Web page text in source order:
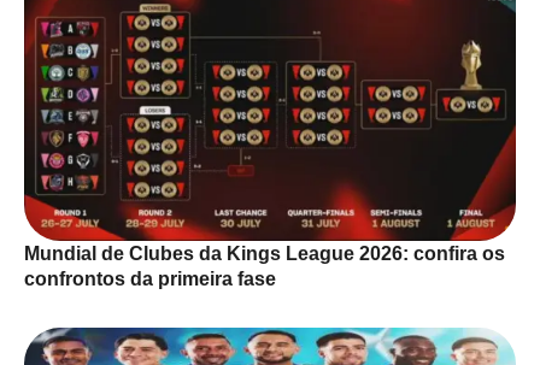
Mundial de Clubes da Kings League 2026: confira os
confrontos da primeira fase